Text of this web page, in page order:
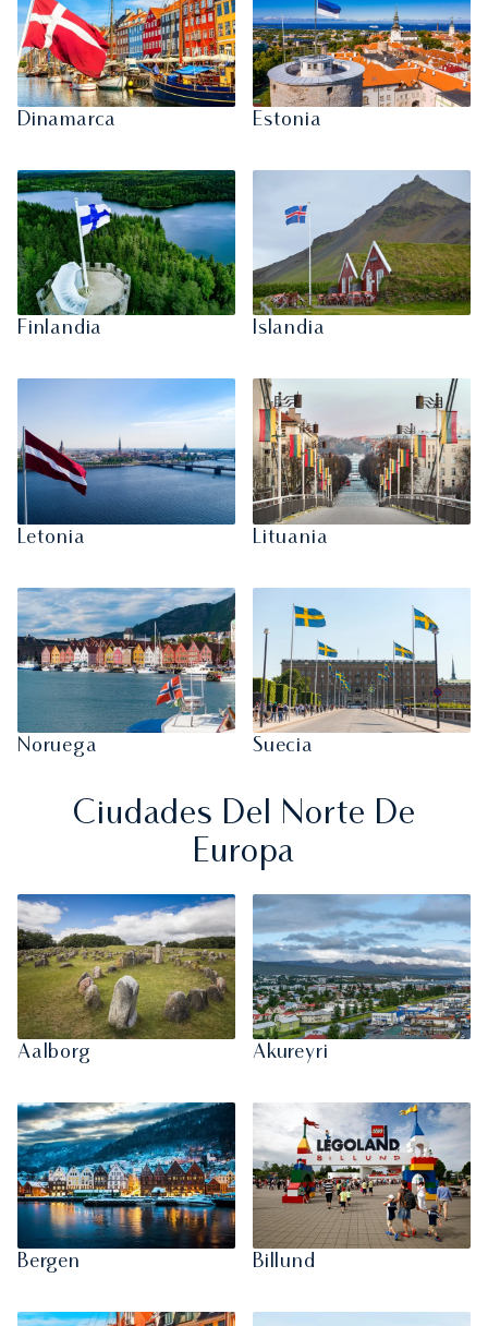
Dinamarca Estonia
Finlandia Islandia
Letonia Lituania
Noruega Suecia
Ciudades Del Norte De
Europa
Aalborg Akureyri
Bergen Billund